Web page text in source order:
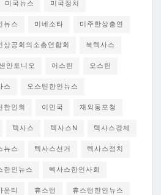
미국뉴스 미국정치
뉴스 미네소타 미주한상총연
상공회의소총연합회 북텍사스
안토니오 어스틴 오스틴
스 오스틴한인뉴스
한인회 이민국 재외동포청
텍사스 텍사스N 텍사스경제
뉴스 텍사스선거 텍사스정치
한인뉴스 텍사스한인사회
운티 휴스턴 휴스턴한인뉴스